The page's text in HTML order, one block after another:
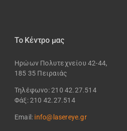
Το Κέντρο μας
Ηρώων Πολυτεχνείου 42-44,
185 35 Πειραιάς
Τηλέφωνο: 210 42.27.514
Φάξ: 210 42.27.514
Email: info@lasereye.gr